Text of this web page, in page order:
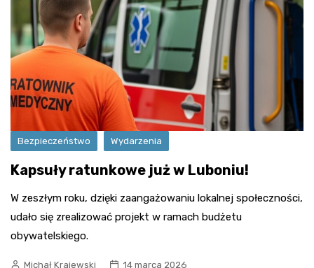
Bezpieczeństwo Wydarzenia
Kapsuły ratunkowe już w Luboniu!
W zeszłym roku, dzięki zaangażowaniu lokalnej społeczności,
udało się zrealizować projekt w ramach budżetu
obywatelskiego.
Michał Krajewski 14 marca 2026